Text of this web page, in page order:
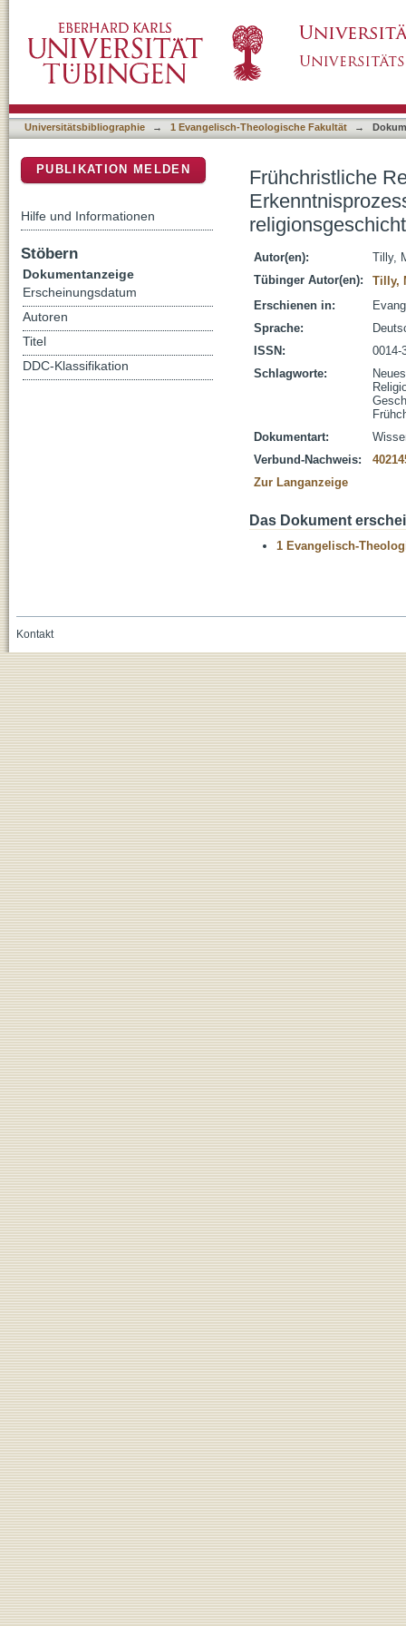
Grenzen eines religionsgeschichtlichen
Universitätsbibliographie → 1 Evangelisch-Theologische Fakultät →
Frühchristliche
Autor(en):
Tilly,
Tübinger Autor(en):
Tilly,
Erschienen in:
Sprache:
ISSN:
0014-
Schlagworte:
Dokumentart:
Verbund-Nachweis:
Zur Langanzeige
Das Dokument
1 Evangelisch-
PUBLIKATION MELDEN
Hilfe und Informationen
Stöbern
Dokumentanzeige
Erscheinungsdatum
Autoren
Titel
DDC-Klassifikation
Kontakt